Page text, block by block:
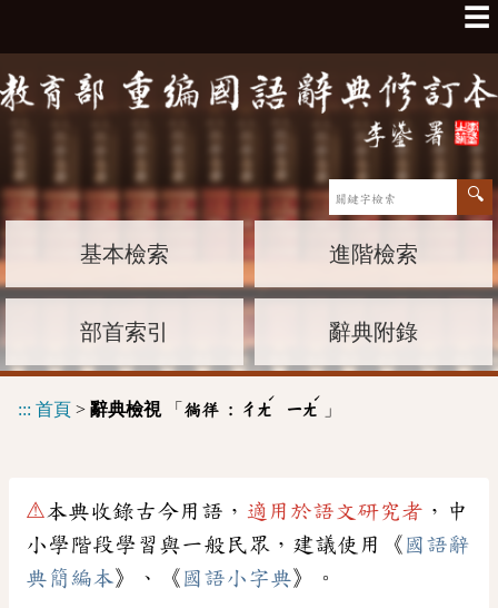
☰
基本檢索 進階檢索
部首索引 辭典附錄
::: 首頁 > 辭典檢視「 徜徉 : ㄔㄤ
ˊ
ㄧㄤ
ˊ
」
⚠本典收錄古今用語， 適用於語文研究者 ，中
小學階段學習與一般民眾，建議使用《 國語辭
典簡編本》、《 國語小字典》。